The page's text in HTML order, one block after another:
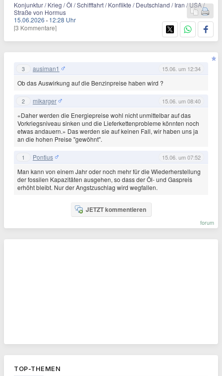
Konjunktur / Krieg / Öl / Schifffahrt / Konflikte / Deutschland / Iran / USA /
Straße von Hormus
15.06.2026 · 12:28 Uhr
[3 Kommentare]
3 ausiman1 15.06. um 12:34
Ob das Auswirkung auf die Benzinpreise haben wird ?
2 mikarger 15.06. um 08:40
«Daher werden die Energiepreise wohl nicht unmittelbar auf das
Vorkriegsniveau sinken und die Lieferkettenprobleme könnten noch
etwas andauern.» Das werden sie auf keinen Fall, wir haben uns ja
an die hohen Preise "gewöhnt".
1 Pontius 15.06. um 07:52
Man kann von einem Jahr oder noch mehr für die Wiederherstellung
der fossilen Kapazitäten ausgehen, so dass der Öl- und Gaspreis
erhöht bleibt. Nur der Angstzuschlag wird wegfallen.
JETZT kommentieren
forum
TOP-THEMEN